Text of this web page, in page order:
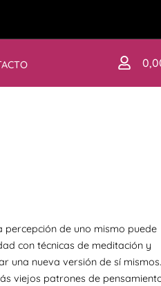
de uno mismo puede
con técnicas de meditación y
una nueva versión de sí
viejos patrones de